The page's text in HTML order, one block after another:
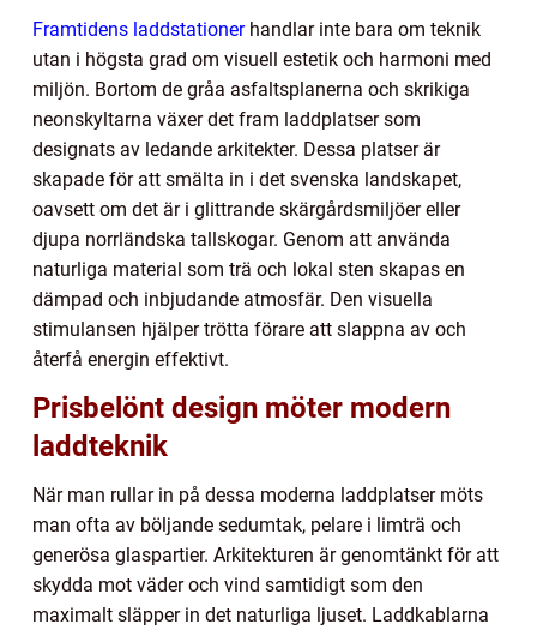
Framtidens laddstationerhandlar inte bara om teknik
utan i högsta grad om visuell estetik och harmoni med
miljön. Bortom de gråa asfaltsplanerna och skrikiga
neonskyltarna växer det fram laddplatser som
designats av ledande arkitekter. Dessa platser är
skapade för att smälta in i det svenska landskapet,
oavsett om det är i glittrande skärgårdsmiljöer eller
djupa norrländska tallskogar. Genom att använda
naturliga material som trä och lokal sten skapas en
dämpad och inbjudande atmosfär. Den visuella
stimulansen hjälper trötta förare att slappna av och
återfå energin effektivt.
Prisbelönt design möter modern
laddteknik
När man rullar in på dessa moderna laddplatser möts
man ofta av böljande sedumtak, pelare i limträ och
generösa glaspartier. Arkitekturen är genomtänkt för att
skydda mot väder och vind samtidigt som den
maximalt släpper in det naturliga ljuset. Laddkablarna